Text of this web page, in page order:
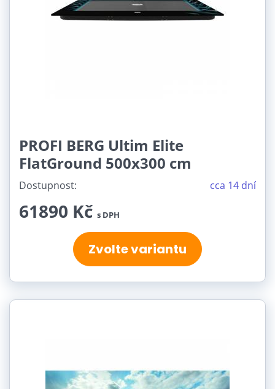
PROFI BERG Ultim Elite
FlatGround 500x300 cm
Dostupnost: cca 14 dní
61890 Kč s DPH
Zvolte variantu